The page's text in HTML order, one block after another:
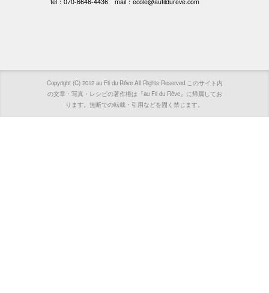
Copyright (C) 2012 au Fil du Rêve All Rights Reserved.このサイト内
の文章・写真・レシピの著作権は『au Fil du Rêve』に帰属してお
ります。無断での転載・引用などを固く禁じます。